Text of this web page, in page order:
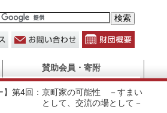
賛助会員・寄附
】第4回：京町家の可能性 －すまい
として、交流の場として－